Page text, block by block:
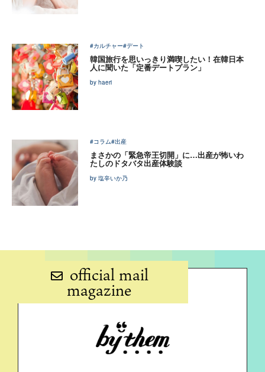
#カルチャー#デート
韓国旅行を思いっきり満喫したい！在韓日本
人に聞いた「定番デートプラン」
by haeri
#コラム#出産
まさかの「緊急帝王切開」に…出産が怖いわ
たしのドタバタ出産体験談
by 塩辛いか乃
official mail
magazine